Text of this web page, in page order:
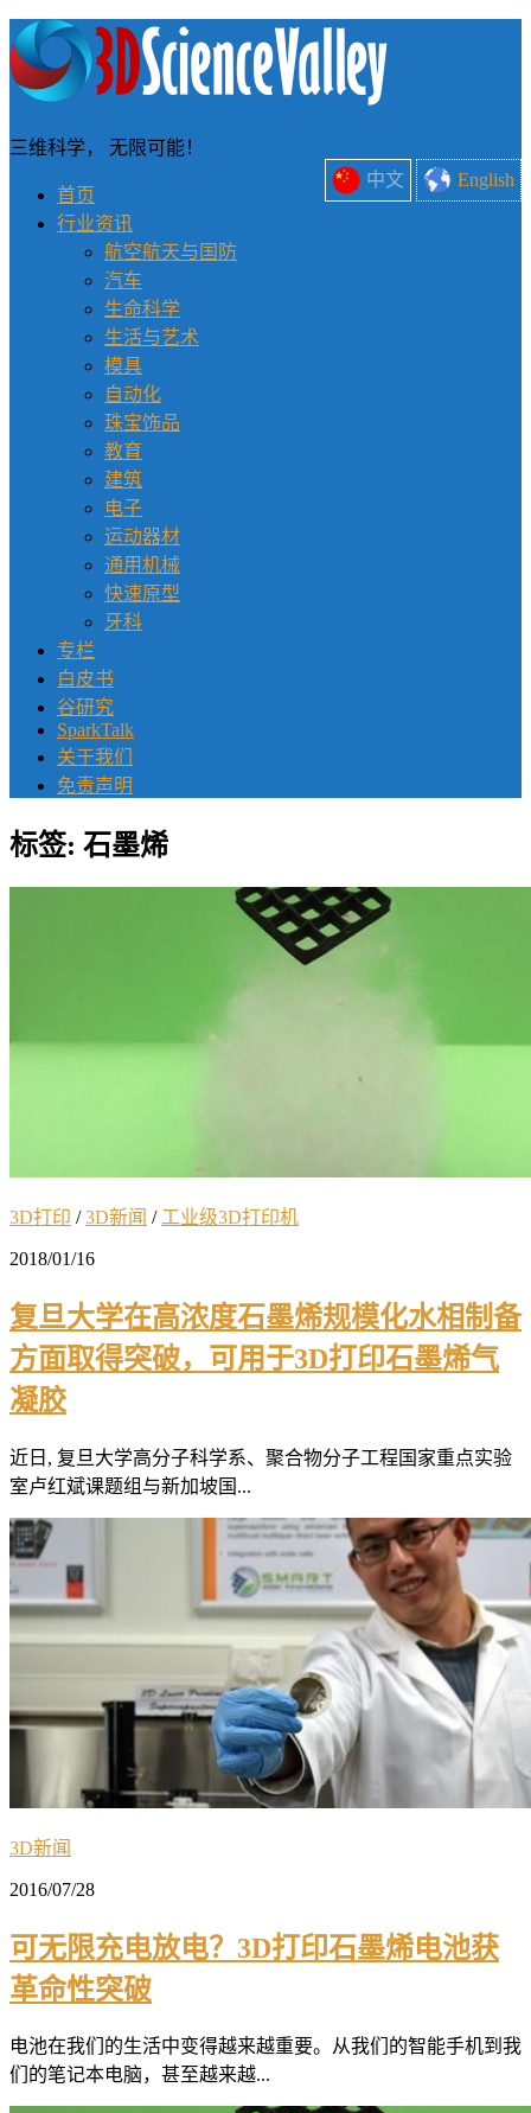
中文 English
三维科学， 无限可能！
首页
行业资讯
航空航天与国防
汽车
生命科学
生活与艺术
模具
自动化
珠宝饰品
教育
建筑
电子
运动器材
通用机械
快速原型
牙科
专栏
白皮书
谷研究
SparkTalk
关于我们
免责声明
标签: 石墨烯
3D打印 /3D新闻 / 工业级3D打印机
2018/01/16
复旦大学在高浓度石墨烯规模化水相制备
方面取得突破，可用于3D打印石墨烯气
凝胶
近日, 复旦大学高分子科学系、聚合物分子工程国家重点实验
室卢红斌课题组与新加坡国...
3D新闻
2016/07/28
可无限充电放电？3D打印石墨烯电池获
革命性突破
电池在我们的生活中变得越来越重要。从我们的智能手机到我
们的笔记本电脑，甚至越来越...